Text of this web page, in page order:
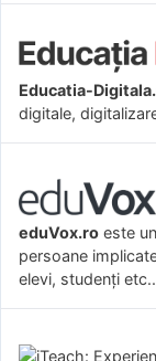
Educatia-
digitale,
eduVox.ro este
persoane
elevi, studenți etc..